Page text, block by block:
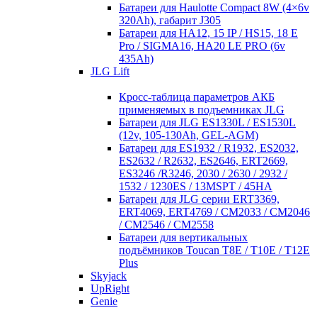
Батареи для Haulotte Compact 8W (4×6v
320Ah), габарит J305
Батареи для HA12, 15 IP / HS15, 18 E
Pro / SIGMA16, HA20 LE PRO (6v
435Ah)
JLG Lift
Кросc-таблица параметров АКБ
применяемых в подъемниках JLG
Батареи для JLG ES1330L / ES1530L
(12v, 105-130Ah, GEL-AGM)
Батареи для ES1932 / R1932, ES2032,
ES2632 / R2632, ES2646, ERT2669,
ES3246 /R3246, 2030 / 2630 / 2932 /
1532 / 1230ES / 13MSPT / 45HA
Батареи для JLG серии ERT3369,
ERT4069, ERT4769 / CM2033 / CM2046
/ CM2546 / CM2558
Батареи для вертикальных
подъёмников Toucan T8E / T10E / T12E
Plus
Skyjack
UpRight
Genie